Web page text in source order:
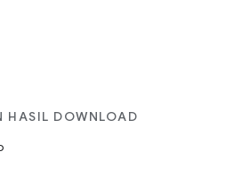
HASIL DOWNLOAD